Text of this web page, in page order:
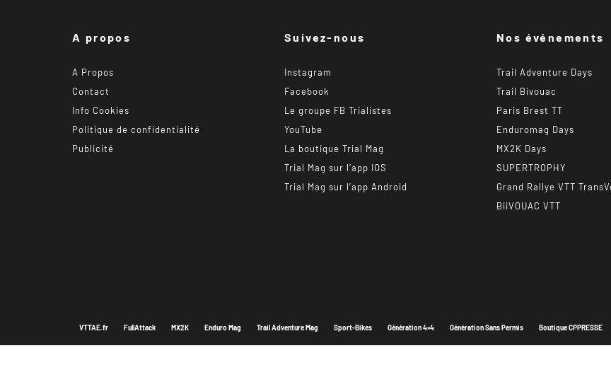
A propos
A Propos
Contact
Info Cookies
Politique de confidentialité
Publicité
Suivez-nous
Instagram
Facebook
Le groupe FB Trialistes
YouTube
La boutique Trial Mag
Trial Mag sur l’app IOS
Trial Mag sur l’app Android
Nos événements
Trail Adventure Days
Trail Bivouac
Paris Brest TT
Enduromag Days
MX2K Days
SUPERTROPHY
Grand Rallye VTT
BiiVOUAC VTT
VTTAE.fr FullAttack MX2K Enduro Mag Trail Adventure Mag Sport-Bikes Génération 4×4 Génération Sans Permis Boutique CPPRESSE